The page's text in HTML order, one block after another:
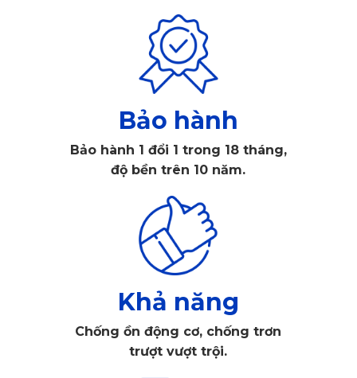
đến tay khách hàng, đảm bảo chất lượng và độ an toàn tối
KATA là thương hiệu nổi tiếng về sản xuất phụ kiện ô tô tại
Việt Nam
Bên cạnh sản phẩm chất lượng, KATA còn xây dựng chính
Bảo hành
Bảo hành 1 đổi 1 trong 18 tháng,
độ bền trên 10 năm.
Khả năng
Chống ồn động cơ, chống trơn
trượt vượt trội.